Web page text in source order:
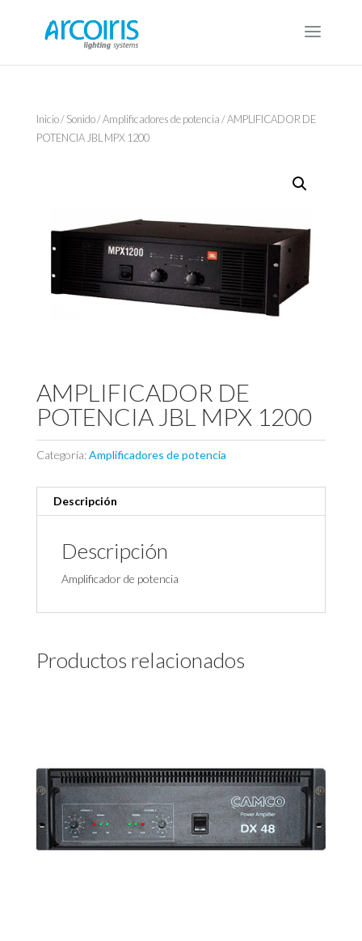
Inicio/Sonido/Amplificadores de potencia/ AMPLIFICADOR DE
POTENCIA JBL MPX 1200
AMPLIFICADOR DE
POTENCIA JBL MPX 1200
Categoría:Amplificadores de potencia
Descripción
Descripción
Amplificador de potencia
Productos relacionados